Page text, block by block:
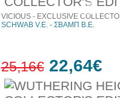
10%
έκπτωση
VICIOUS - EXCLUSIVE
SCHWAB V.E. - ΣΒΑΜΠ Β.Ε.
25,16€ 22,64€